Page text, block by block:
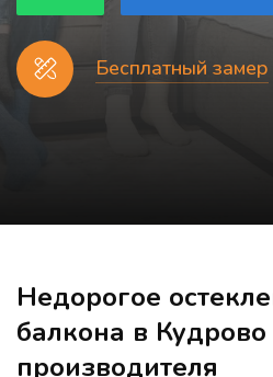
Бесплатный замер
Недорогое
балкона в Кудрово
производителя